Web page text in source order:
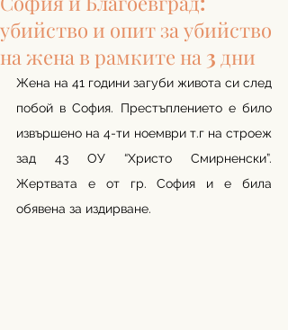
убийство и опит за убийство
на жена в рамките на 3 дни
Жена на 41 години загуби живота си след
побой в София. Престъплението е било
извършено на 4-ти ноември т.г на строеж
зад 43 ОУ “Христо Смирненски”.
Жертвата е от гр. София и е била
обявена за издирване.